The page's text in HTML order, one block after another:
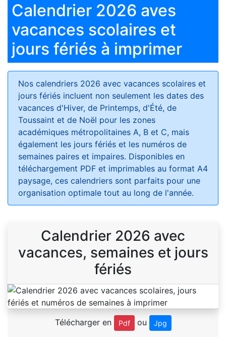
Calendrier 2026 aves
vacances scolaires et
jours fériés à imprimer
Nos calendriers 2026 avec vacances scolaires et
jours fériés incluent non seulement les dates des
vacances d'Hiver, de Printemps, d'Été, de
Toussaint et de Noël pour les zones
académiques métropolitaines A, B et C, mais
également les jours fériés et les numéros de
semaines paires et impaires. Disponibles en
téléchargement PDF et imprimables au format A4
paysage, ces calendriers sont parfaits pour une
organisation optimale tout au long de l'année.
Calendrier 2026 avec
vacances, semaines et jours
fériés
Télécharger en Pdf ou Jpg